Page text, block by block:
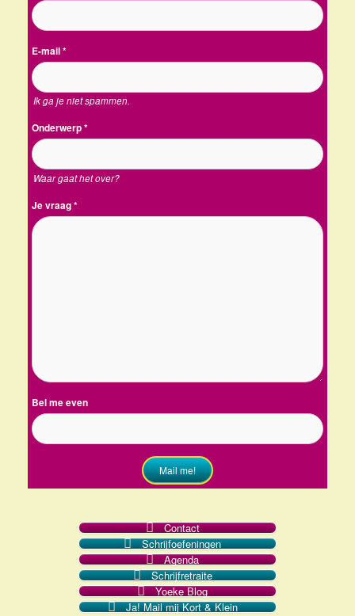
E-mail*
Ik ga je niet spammen.
Onderwerp*
Waar gaat het over?
Je vraag*
Bel me even
Mail me!
Contact
Schrijfoefeningen
Agenda
Schrijfretraite
Yoeke Blog
Ja! Mail mij Kort & Klein